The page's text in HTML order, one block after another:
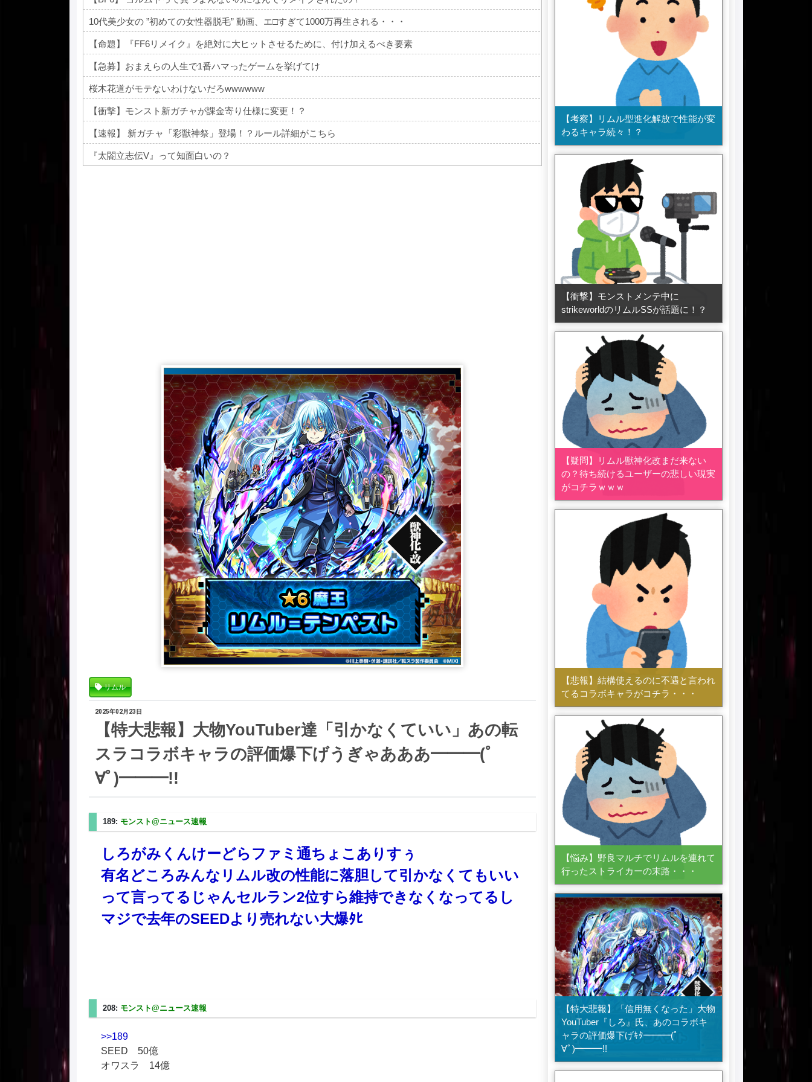
10代美少女の ”初めての女性器脱毛” 動画、エ□すぎて1000万再生される・・・
【命題】『FF6リメイク』を絶対に大ヒットさせるために、付け加えるべき要素
【急募】おまえらの人生で1番ハマったゲームを挙げてけ
桜木花道がモテないわけないだろwwwwww
【衝撃】モンスト新ガチャが課金寄り仕様に変更！？
【速報】 新ガチャ「彩獣神祭」登場！？ルール詳細がこちら
『太閤立志伝V』って知面白いの？
リムル
2025年02月23日
【特大悲報】大物YouTuber達「引かなくていい」あの転
スラコラボキャラの評価爆下げうぎゃあああ━━━(ﾟ
∀ﾟ)━━━!!
189: モンスト@ニュース速報
しろがみくんけーどらファミ通ちょこありすぅ
有名どころみんなリムル改の性能に落胆して引かなくてもいい
って言ってるじゃんセルラン2位すら維持できなくなってるし
マジで去年のSEEDより売れない大爆ﾀﾋ
208: モンスト@ニュース速報
>>189
SEED 50億
オワスラ 14億
【考察】リムル型進化解放で性能が変
わるキャラ続々！？
【衝撃】モンストメンテ中に
strikeworldのリムルSSが話題に！？
【疑問】リムル獣神化改まだ来ない
の？待ち続けるユーザーの悲しい現実
がコチラｗｗｗ
【悲報】結構使えるのに不遇と言われ
てるコラボキャラがコチラ・・・
【悩み】野良マルチでリムルを連れて
行ったストライカーの末路・・・
【特大悲報】「信用無くなった」大物
YouTuber『しろ』氏、あのコラボキ
ャラの評価爆下げｷﾀ━━━(ﾟ
∀ﾟ)━━━!!